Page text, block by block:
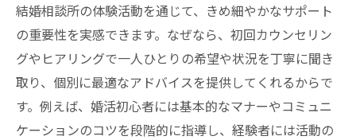
結婚相談所の体験活動を通じて、きめ細やかなサポート
の重要性を実感できます。なぜなら、初回カウンセリン
グやヒアリングで一人ひとりの希望や状況を丁寧に聞き
取り、個別に最適なアドバイスを提供してくれるからで
す。例えば、婚活初心者には基本的なマナーやコミュニ
ケーションのコツを段階的に指導し、経験者には活動の